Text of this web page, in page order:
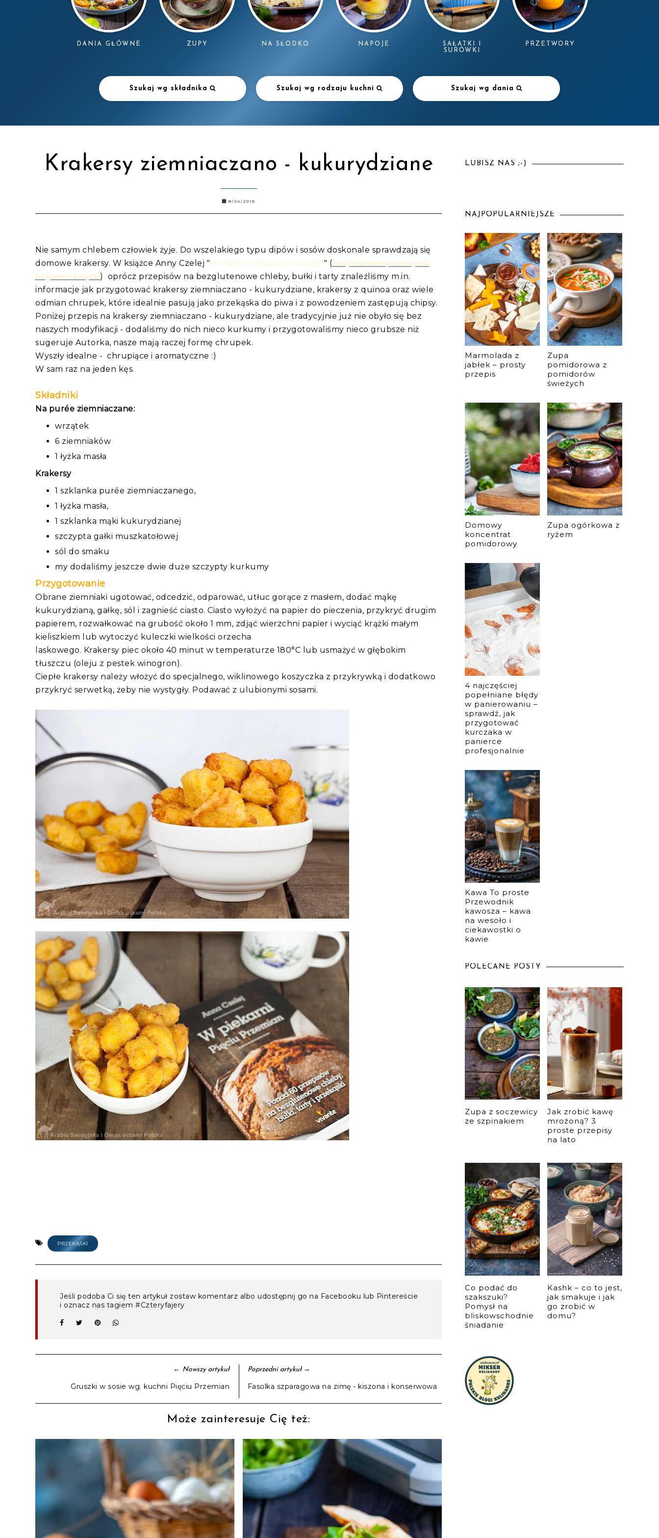
DANIA GŁÓWNE ZUPY NA SŁODKO NAPOJE
SAŁATKI I
SURÓWKI
PRZETWORY
Szukaj wg składnika Szukaj wg rodzaju kuchni Szukaj wg dania
Krakersy ziemniaczano - kukurydziane
8/24/2016
Nie samym chlebem człowiek żyje. Do wszelakiego typu dipów i sosów doskonale sprawdzają się
domowe krakersy. W książce Anny Czelej "W piekarni Pięciu Przemian" (tutaj możecie przeczytać
fragment książki) oprócz przepisów na bezglutenowe chleby, bułki i tarty znaleźliśmy m.in.
informacje jak przygotować krakersy ziemniaczano - kukurydziane, krakersy z quinoa oraz wiele
odmian chrupek, które idealnie pasują jako przekąska do piwa i z powodzeniem zastępują chipsy.
Poniżej przepis na krakersy ziemniaczano - kukurydziane, ale tradycyjnie już nie obyło się bez
naszych modyfikacji - dodaliśmy do nich nieco kurkumy i przygotowaliśmy nieco grubsze niż
sugeruje Autorka, nasze mają raczej formę chrupek.
Wyszły idealne - chrupiące i aromatyczne :)
W sam raz na jeden kęs.
Składniki
Na purée ziemniaczane:
wrzątek
6 ziemniaków
1 łyżka masła
Krakersy
1 szklanka purée ziemniaczanego,
1 łyżka masła,
1 szklanka mąki kukurydzianej
szczypta gałki muszkatołowej
sól do smaku
my dodaliśmy jeszcze dwie duże szczypty kurkumy
Przygotowanie
Obrane ziemniaki ugotować, odcedzić, odparować, utłuc gorące z masłem, dodać mąkę
kukurydzianą, gałkę, sól i zagnieść ciasto. Ciasto wyłożyć na papier do pieczenia, przykryć drugim
papierem, rozwałkować na grubość około 1 mm, zdjąć wierzchni papier i wyciąć krążki małym
kieliszkiem lub wytoczyć kuleczki wielkości orzecha
laskowego. Krakersy piec około 40 minut w temperaturze 180°C lub usmażyć w głębokim
tłuszczu (oleju z pestek winogron).
Ciepłe krakersy należy włożyć do specjalnego, wiklinowego koszyczka z przykrywką i dodatkowo
przykryć serwetką, żeby nie wystygły. Podawać z ulubionymi sosami.
PRZEKĄSKI
Jeśli podoba Ci się ten artykuł zostaw komentarz albo udostępnij go na Facebooku lub Pintereście
i oznacz nas tagiem #Czteryfajery
← Nowszy artykuł
Gruszki w sosie wg. kuchni Pięciu Przemian
Poprzedni artykuł→
Fasolka szparagowa na zimę - kiszona i konserwowa
Może zainteresuje Cię też:
LUBISZ NAS ;-)
NAJPOPULARNIEJSZE
Marmolada z
jabłek – prosty
przepis
Zupa
pomidorowa z
pomidorów
świeżych
Domowy
koncentrat
pomidorowy
Zupa ogórkowa z
ryżem
4 najczęściej
popełniane błędy
w panierowaniu –
sprawdź, jak
przygotować
kurczaka w
panierce
profesjonalnie
Kawa To proste
Przewodnik
kawosza – kawa
na wesoło i
ciekawostki o
kawie
POLECANE POSTY
Zupa z soczewicy
ze szpinakiem
Jak zrobić kawę
mrożoną? 3
proste przepisy
na lato
Co podać do
szakszuki?
Pomysł na
bliskowschodnie
śniadanie
Kashk – co to jest,
jak smakuje i jak
go zrobić w
domu?